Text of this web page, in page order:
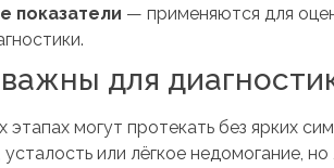
показатели — применяются для
для
этапах могут протекать без ярких
усталость или лёгкое недомогание,